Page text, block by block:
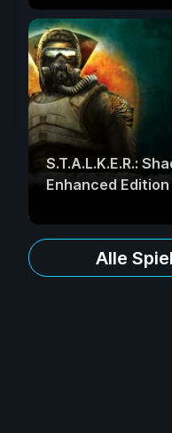
S.T.A.L.K.E.R.:
Enhanced Edition
Alle